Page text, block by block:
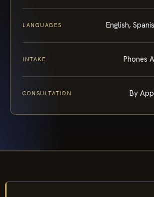
LANGUAGES English,
INTAKE Phones
CONSULTATION By